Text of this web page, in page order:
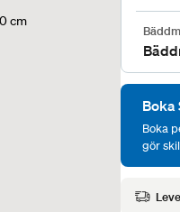
cm
Boka
Boka
gör